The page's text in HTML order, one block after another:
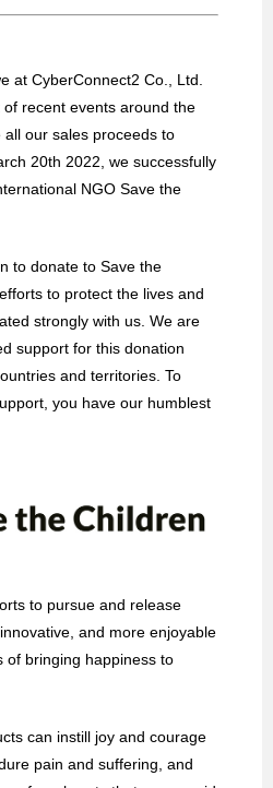
at CyberConnect2 Co., Ltd.
recent events around the
our sales proceeds to
20th 2022, we successfully
NGO Save the
to donate to Save the
to protect the lives and
strongly with us. We are
support for this donation
and territories. To
you have our humblest
to pursue and release
and more enjoyable
of bringing happiness to
can instill joy and courage
pain and suffering, and